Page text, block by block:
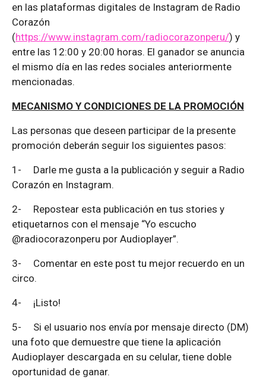
en las plataformas digitales de Instagram de Radio
Corazón
(https://www.instagram.com/radiocorazonperu/) y
entre las 12:00 y 20:00 horas. El ganador se anuncia
el mismo día en las redes sociales anteriormente
mencionadas.
MECANISMO Y CONDICIONES DE LA PROMOCIÓN
Las personas que deseen participar de la presente
promoción deberán seguir los siguientes pasos:
1- Darle me gusta a la publicación y seguir a Radio
Corazón en Instagram.
2- Repostear esta publicación en tus stories y
etiquetarnos con el mensaje “Yo escucho
@radiocorazonperu por Audioplayer”.
3- Comentar en este post tu mejor recuerdo en un
circo.
4- ¡Listo!
5- Si el usuario nos envía por mensaje directo (DM)
una foto que demuestre que tiene la aplicación
Audioplayer descargada en su celular, tiene doble
oportunidad de ganar.